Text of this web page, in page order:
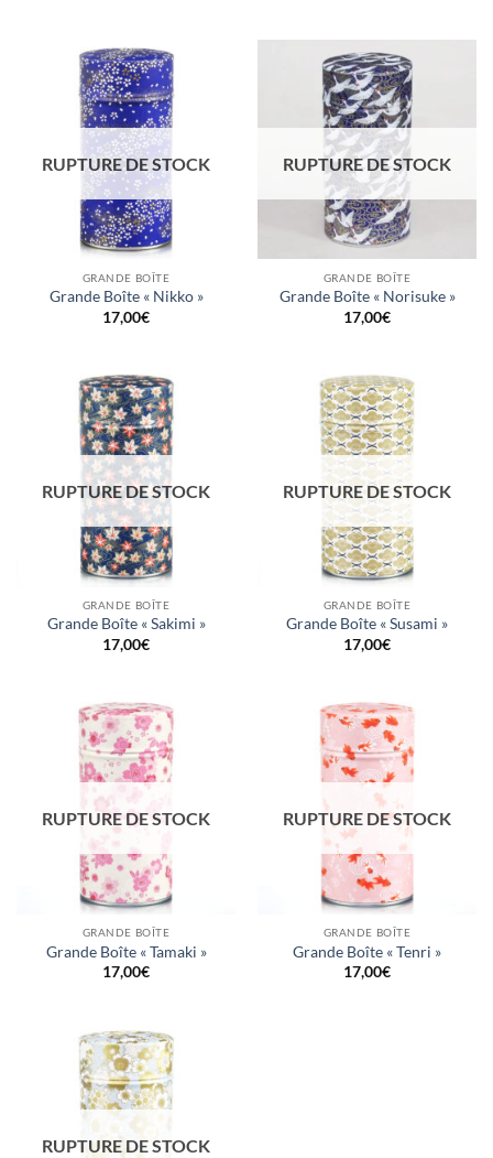
RUPTURE DE STOCK
GRANDE BOÎTE
Grande Boîte « Nikko »
17,00€
RUPTURE DE STOCK
GRANDE BOÎTE
Grande Boîte « Norisuke »
17,00€
RUPTURE DE STOCK
GRANDE BOÎTE
Grande Boîte « Sakimi »
17,00€
RUPTURE DE STOCK
GRANDE BOÎTE
Grande Boîte « Susami »
17,00€
RUPTURE DE STOCK
GRANDE BOÎTE
Grande Boîte « Tamaki »
17,00€
RUPTURE DE STOCK
GRANDE BOÎTE
Grande Boîte « Tenri »
17,00€
RUPTURE DE STOCK